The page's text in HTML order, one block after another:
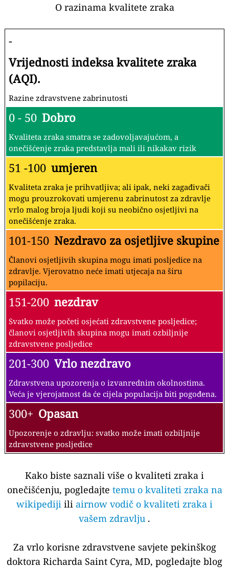
O razinama kvalitete zraka
-
Vrijednosti indeksa kvalitete zraka
(AQI).
Razine zdravstvene zabrinutosti
0 - 50 Dobro
Kvaliteta zraka smatra se zadovoljavajućom, a
onečišćenje zraka predstavlja mali ili nikakav rizik
51 -100 umjeren
Kvaliteta zraka je prihvatljiva; ali ipak, neki zagađivači
mogu prouzrokovati umjerenu zabrinutost za zdravlje
vrlo malog broja ljudi koji su neobično osjetljivi na
onečišćenje zraka.
101-150 Nezdravo za osjetljive skupine
Članovi osjetljivih skupina mogu imati posljedice na
zdravlje. Vjerovatno neće imati utjecaja na širu
popilaciju.
151-200 nezdrav
Svatko može početi osjećati zdravstvene posljedice;
članovi osjetljivih skupina mogu imati ozbiljnije
zdravstvene posljedice
201-300 Vrlo nezdravo
Zdravstvena upozorenja o izvanrednim okolnostima.
Veća je vjerojatnost da će cijela populacija biti pogođena.
300+ Opasan
Upozorenje o zdravlju: svatko može imati ozbiljnije
zdravstvene posljedice
Kako biste saznali više o kvaliteti zraka i
onečišćenju, pogledajte temu o kvaliteti zraka na
wikipediji ili airnow vodič o kvaliteti zraka i
vašem zdravlju .
Za vrlo korisne zdravstvene savjete pekinškog
doktora Richarda Saint Cyra, MD, pogledajte blog